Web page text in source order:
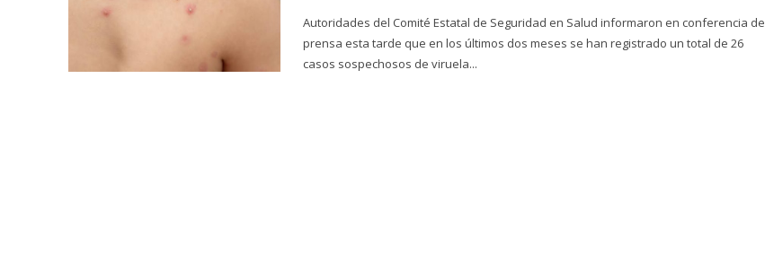
Autoridades del Comité Estatal de Seguridad en Salud informaron en conferencia de
prensa esta tarde que en los últimos dos meses se han registrado un total de 26
casos sospechosos de viruela...